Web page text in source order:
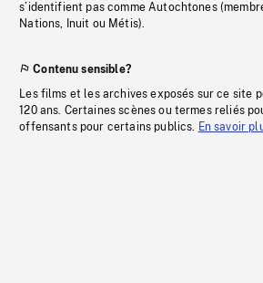
s’identifient pas comme Autochtones
Nations, Inuit ou Métis).
Contenu sensible?
Les films et les archives exposés sur ce site
120 ans. Certaines scènes ou termes reliés
offensants pour certains publics. En savoir